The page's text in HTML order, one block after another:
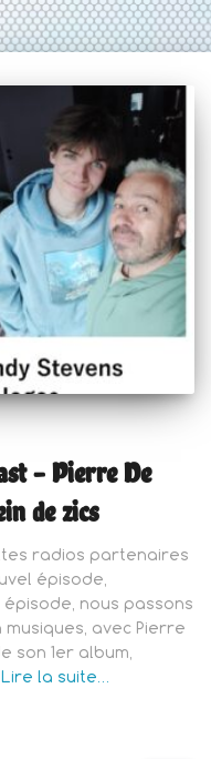
– Pierre De
de zics
radios partenaires
épisode,
nous passons
avec Pierre
son 1er album,
Lire la suite…